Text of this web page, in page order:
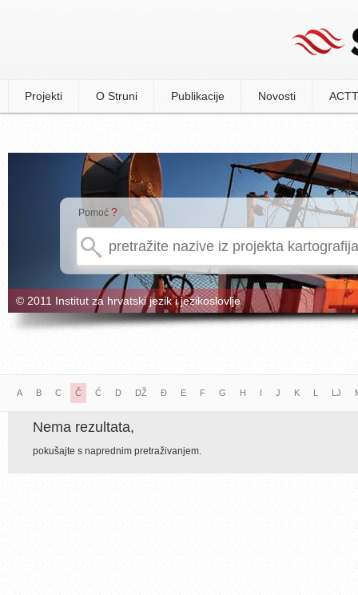
Projekti O Struni Publikacije Novosti
Pomoć ?
© 2011 Institut za hrvatski jezik i jezikoslovlje
A B C Č Ć D DŽ Đ E F G H I J K L LJ
Nema rezultata,
pokušajte s naprednim pretraživanjem.